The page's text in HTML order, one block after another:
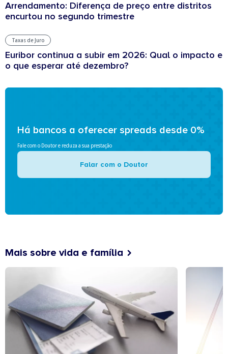
Arrendamento: Diferença de preço entre distritos
encurtou no segundo trimestre
Taxas de Juro
Euribor continua a subir em 2026: Qual o impacto e
o que esperar até dezembro?
Há bancos a oferecer spreads desde 0%
Fale com o Doutor e reduza a sua prestação
Falar com o Doutor
Mais sobre vida e família